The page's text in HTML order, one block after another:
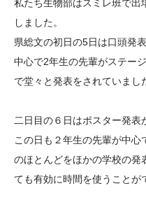
年報一覧
科学教育振興助成・
次世代理系人材育成
ログラム助成
サイトマップ
私たち生物部はスミレ班で出
しました。
県総文の初日の5日は口頭発
中心で2年生の先輩がステー
で堂々と発表をされていまし
二日目の６日はポスター発表
この日も２年生の先輩が中心
のほとんどをほかの学校の発
ても有効に時間を使うことが